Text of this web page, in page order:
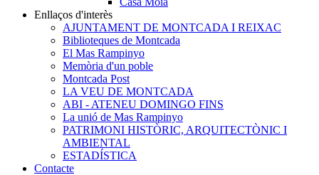
Enllaços d'interès
AJUNTAMENT DE MONTCADA I REIXAC
Biblioteques de Montcada
El Mas Rampinyo
Memòria d'un poble
Montcada Post
LA VEU DE MONTCADA
ABI - ATENEU DOMINGO FINS
La unió de Mas Rampinyo
PATRIMONI HISTÒRIC, ARQUITECTÒNIC I
AMBIENTAL
ESTADÍSTICA
Contacte